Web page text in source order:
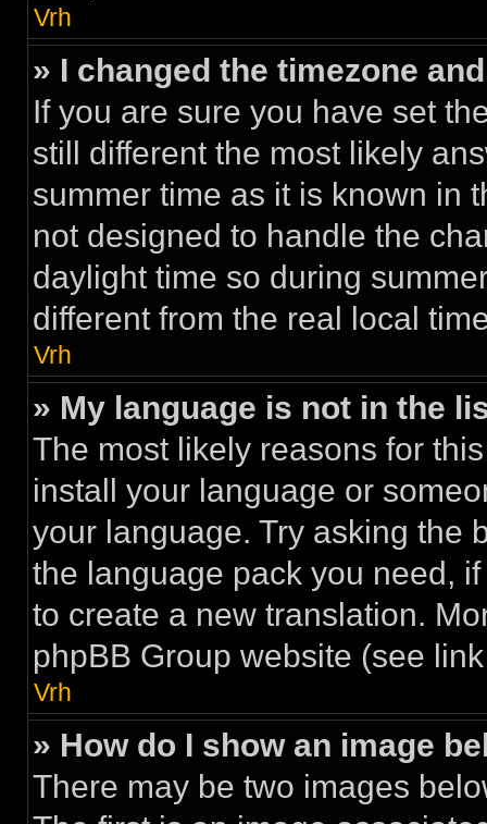
Vrh
» I changed the timezone
If you are sure you have set
still different the most likely
summer time as it is known in
not designed to handle the
daylight time so during
different from the real local
Vrh
» My language is not in the
The most likely reasons for
install your language or
your language. Try asking the
the language pack you need,
to create a new translation.
phpBB Group website (see
Vrh
» How do I show an image
There may be two images